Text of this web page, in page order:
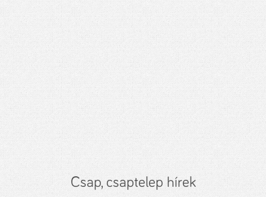
Csap, csaptelep hírek